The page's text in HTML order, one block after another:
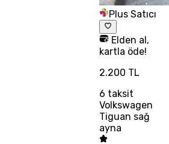
Plus Satıcı
Elden al,
kartla öde!
2.200 TL
6 taksit
Volkswagen
Tiguan sağ
ayna